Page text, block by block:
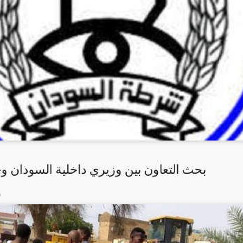
بحث التعاون بين وزيري داخلية السودان